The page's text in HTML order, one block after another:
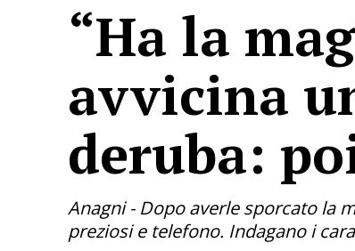
“Ha la
avvicina
deruba:
Anagni - Dopo averle sporcato la
preziosi e telefono. Indagano i